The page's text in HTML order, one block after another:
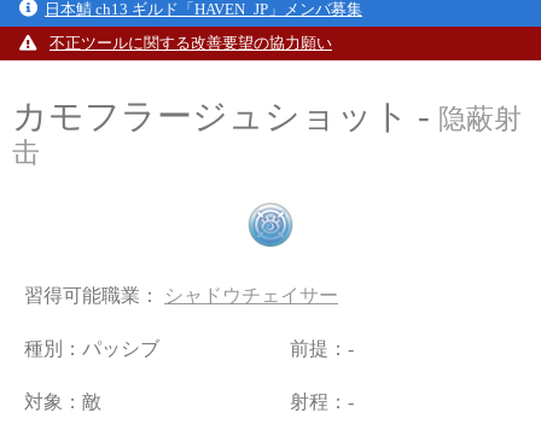
日本鯖 ch13 ギルド「HAVEN_JP」メンバ募集
不正ツールに関する改善要望の協力願い
カモフラージュショット - 隐蔽射
击
習得可能職業： シャドウチェイサー
種別：パッシブ 前提：-
対象：敵 射程：-